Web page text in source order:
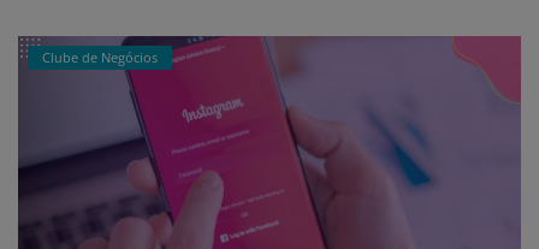
Clube de Negócios